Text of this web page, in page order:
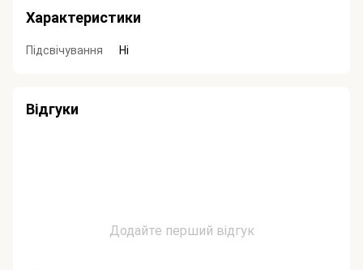
Характеристики
Підсвічування Ні
Відгуки
Додайте перший відгук